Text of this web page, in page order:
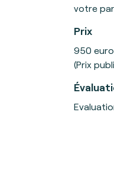
votre
Prix
950
(Prix